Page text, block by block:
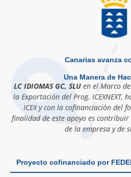
Canarias avanza
Una Manera de
LC IDIOMAS GC, SLUen el Marco
la Exportación del Prog. ICEXNEXT,
ICEX y con la cofinanciación del
finalidad de este apoyo es
de la empresa y de
Proyecto cofinanciado por